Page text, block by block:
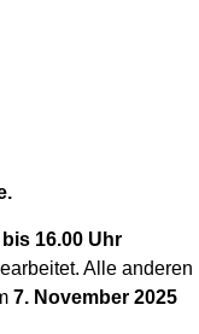
16.00 Uhr
Alle anderen
7. November 2025